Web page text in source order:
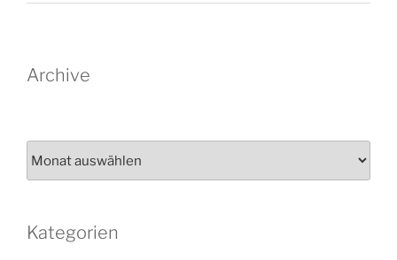
Archive
Kategorien